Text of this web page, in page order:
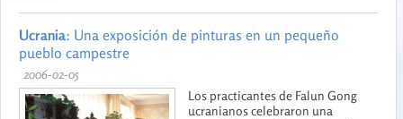
Ucrania: Una exposición de pinturas en un pequeño
pueblo campestre
2006-02-05
Los practicantes de Falun Gong
ucranianos celebraron una